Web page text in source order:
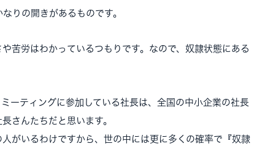
りの開きがあるものです。
苦労はわかっているつもりです。なので、奴隷状態にある
ーティングに参加している社長は、全国の中小企業の社長
さんたちだと思います。
がいるわけですから、世の中には更に多くの確率で『奴隷